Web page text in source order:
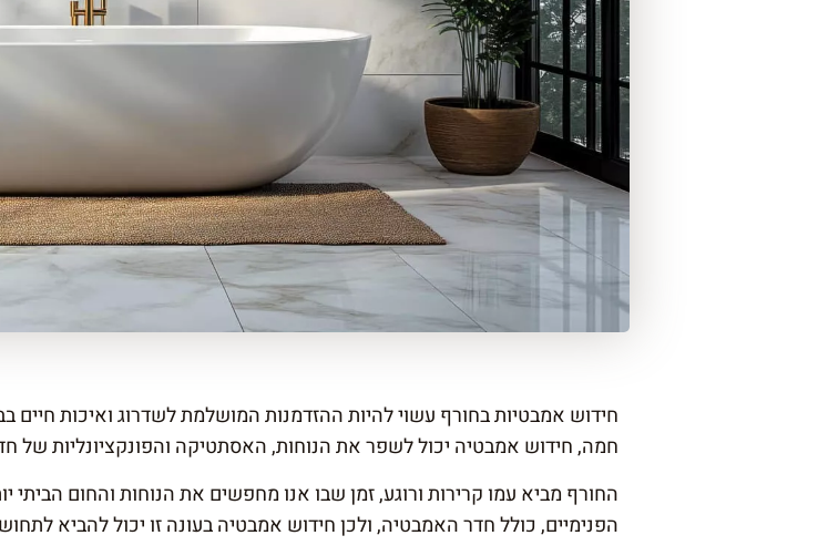
חידוש אמבטיות בחורף עשוי להיות ההזדמנות המושלמת לשדרוג ואיכות
חמה, חידוש אמבטיה יכול לשפר את הנוחות, האסתטיקה והפונקציונליות של
החורף מביא עמו קרירות ורוגע, זמן שבו אנו מחפשים את הנוחות והחום
הפנימיים, כולל חדר האמבטיה, ולכן חידוש אמבטיה בעונה זו יכול להביא